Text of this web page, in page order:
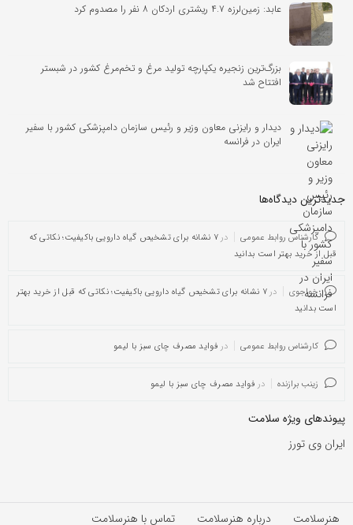
عابد: زمین‌لرزه ۴‌.۷ ریشتری اردکان ۸ نفر را مصدوم کرد
بزرگ‌ترین زنجیره یکپارچه تولید مرغ و تخم‌مرغ کشور در شبستر
افتتاح شد
دیدار و رایزنی معاون وزیر و رئیس سازمان دامپزشکی کشور با سفیر
ایران در فرانسه
جدیدترین دیدگاه‌‌ها
کارشناس روابط عمومی در
۷ نشانه برای تشخیص گیاه دارویی باکیفیت؛ نکاتی که
قبل از خرید بهتر است بدانید
خواجوی در
۷ نشانه برای تشخیص گیاه دارویی باکیفیت؛ نکاتی که قبل از خرید بهتر
است بدانید
کارشناس روابط عمومی در فواید مصرف چای سبز با لیمو
زینب برازنده در فواید مصرف چای سبز با لیمو
پیوندهای ویژه سلامت
ایران وی تورز
هنرسلامت درباره هنرسلامت تماس با هنرسلامت